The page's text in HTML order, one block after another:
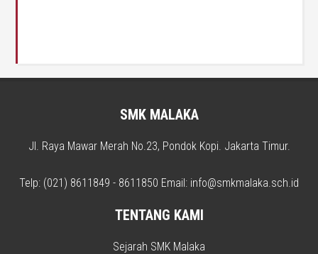
SMK MALAKA
Jl. Raya Mawar Merah No.23, Pondok Kopi. Jakarta Timur.
Telp: (021) 8611849 - 8611850 Email: info@smkmalaka.sch.id
TENTANG KAMI
Sejarah SMK Malaka